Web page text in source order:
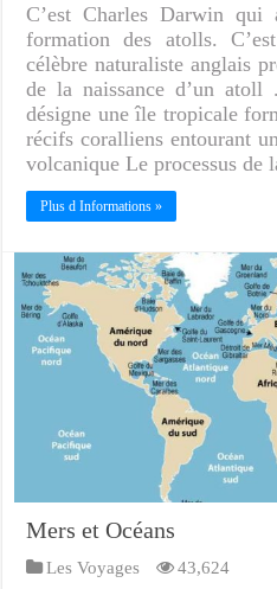
C’est Charles Darwin
formation des atolls.
célèbre naturaliste anglais
de la naissance d’un
désigne une île tropicale
récifs coralliens entourant
volcanique Le processus
Plus d Informations »
Mers et Océans
Les Voyages 43,624